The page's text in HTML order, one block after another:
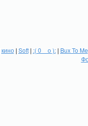
кино| Soft| :( 0 _ о ):| Bux To Me